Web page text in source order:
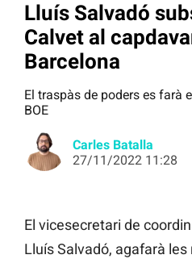
Lluís Salvadó
Calvet al
Barcelona
El traspàs de poders es farà
BOE
Carles Batalla
27/11/2022 11:28
El vicesecretari de
Lluís Salvadó, agafarà les